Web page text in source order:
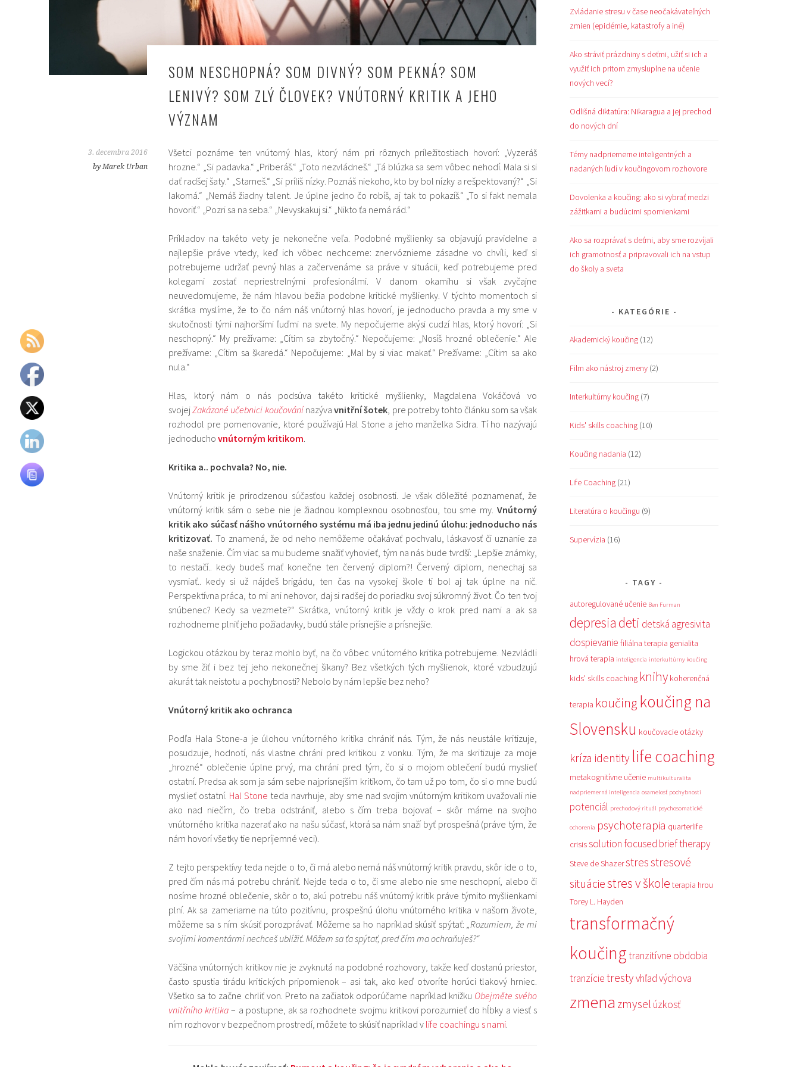
SOM NESCHOPNÁ? SOM DIVNÝ? SOM PEKNÁ? SOM
LENIVÝ? SOM ZLÝ ČLOVEK? VNÚTORNÝ KRITIK A JEHO
VÝZNAM
3. decembra 2016
by Marek Urban
Všetci poznáme ten vnútorný hlas, ktorý nám pri rôznych príležitostiach hovorí: „Vyzeráš
hrozne.“ „Si padavka.“ „Priberáš.“ „Toto nezvládneš.“ „Tá blúzka sa sem vôbec nehodí. Mala si si
dať radšej šaty.“ „Starneš.“ „Si príliš nízky. Poznáš niekoho, kto by bol nízky a rešpektovaný?“ „Si
lakomá.“ „Nemáš žiadny talent. Je úplne jedno čo robíš, aj tak to pokazíš.“ „To si fakt nemala
hovoriť.“ „Pozri sa na seba.“ „Nevyskakuj si.“ „Nikto ťa nemá rád.“
Príkladov na takéto vety je nekonečne veľa. Podobné myšlienky sa objavujú pravidelne a
najlepšie práve vtedy, keď ich vôbec nechceme: znervóznieme zásadne vo chvíli, keď si
potrebujeme udržať pevný hlas a začervenáme sa práve v situácii, keď potrebujeme pred
kolegami zostať nepriestrelnými profesionálmi. V danom okamihu si však zvyčajne
neuvedomujeme, že nám hlavou bežia podobne kritické myšlienky. V týchto momentoch si
skrátka myslíme, že to čo nám náš vnútorný hlas hovorí, je jednoducho pravda a my sme v
skutočnosti tými najhoršími ľuďmi na svete. My nepočujeme akýsi cudzí hlas, ktorý hovorí: „Si
neschopný.“ My prežívame: „Cítim sa zbytočný.“ Nepočujeme: „Nosíš hrozné oblečenie.“ Ale
prežívame: „Cítim sa škaredá.“ Nepočujeme: „Mal by si viac makať.“ Prežívame: „Cítim sa ako
nula.“
Hlas, ktorý nám o nás podsúva takéto kritické myšlienky, Magdalena Vokáčová vo
svojejZakázané učebnici koučovánínazývavnitřní šotek , pre potreby tohto článku som sa však
rozhodol pre pomenovanie, ktoré používajú Hal Stone a jeho manželka Sidra. Tí ho nazývajú
jednoducho vnútorným kritikom
Kritika a.. pochvala? No, nie.
Vnútorný kritik je prirodzenou súčasťou každej osobnosti. Je však dôležité poznamenať, že
vnútorný kritik sám o sebe nie je žiadnou komplexnou osobnosťou, tou sme my. Vnútorný
kritik ako súčasť nášho vnútorného systému má iba jednu jedinú úlohu: jednoducho nás
kritizovať. To znamená, že od neho nemôžeme očakávať pochvalu, láskavosť či uznanie za
naše snaženie. Čím viac sa mu budeme snažiť vyhovieť, tým na nás bude tvrdší: „Lepšie známky,
to nestačí.. kedy budeš mať konečne ten červený diplom?! Červený diplom, nenechaj sa
vysmiať.. kedy si už nájdeš brigádu, ten čas na vysokej škole ti bol aj tak úplne na nič.
Perspektívna práca, to mi ani nehovor, daj si radšej do poriadku svoj súkromný život. Čo ten tvoj
snúbenec? Kedy sa vezmete?“ Skrátka, vnútorný kritik je vždy o krok pred nami a ak sa
rozhodneme plniť jeho požiadavky, budú stále prísnejšie a prísnejšie.
Logickou otázkou by teraz mohlo byť, na čo vôbec vnútorného kritika potrebujeme. Nezvládli
by sme žiť i bez tej jeho nekonečnej šikany? Bez všetkých tých myšlienok, ktoré vzbudzujú
akurát tak neistotu a pochybnosti? Nebolo by nám lepšie bez neho?
Vnútorný kritik ako ochranca
Podľa Hala Stone-a je úlohou vnútorného kritika chrániť nás. Tým, že nás neustále kritizuje,
posudzuje, hodnotí, nás vlastne chráni pred kritikou z vonku. Tým, že ma skritizuje za moje
„hrozné“ oblečenie úplne prvý, ma chráni pred tým, čo si o mojom oblečení budú myslieť
ostatní. Predsa ak som ja sám sebe najprísnejším kritikom, čo tam už po tom, čo si o mne budú
myslieť ostatní. Hal Stone teda navrhuje, aby sme nad svojim vnútorným kritikom uvažovali nie
ako nad niečím, čo treba odstrániť, alebo s čím treba bojovať – skôr máme na svojho
vnútorného kritika nazerať ako na našu súčasť, ktorá sa nám snaží byť prospešná (práve tým, že
nám hovorí všetky tie nepríjemné veci).
Z tejto perspektívy teda nejde o to, či má alebo nemá náš vnútorný kritik pravdu, skôr ide o to,
pred čím nás má potrebu chrániť. Nejde teda o to, či sme alebo nie sme neschopní, alebo či
nosíme hrozné oblečenie, skôr o to, akú potrebu náš vnútorný kritik práve týmito myšlienkami
plní. Ak sa zameriame na túto pozitívnu, prospešnú úlohu vnútorného kritika v našom živote,
môžeme sa s ním skúsiť porozprávať. Môžeme sa ho napríklad skúsiť spýtať: „Rozumiem, že mi
svojimi komentármi nechceš ublížiť. Môžem sa ťa spýtať, pred čím ma ochraňuješ?“
Väčšina vnútorných kritikov nie je zvyknutá na podobné rozhovory, takže keď dostanú priestor,
často spustia tirádu kritických pripomienok – asi tak, ako keď otvoríte horúci tlakový hrniec.
Všetko sa to začne chrliť von. Preto na začiatok odporúčame napríklad knižku Obejměte svého
vnitřního kritika – a postupne, ak sa rozhodnete svojmu kritikovi porozumieť do hĺbky a viesť s
ním rozhovor v bezpečnom prostredí, môžete to skúsiť napríklad v life coachingu s nami
Zvládanie stresu v čase neočakávateľných
zmien (epidémie, katastrofy a iné)
Ako stráviť prázdniny s deťmi, užiť si ich a
využiť ich pritom zmysluplne na učenie
nových vecí?
Odlišná diktatúra: Nikaragua a jej prechod
do nových dní
Témy nadpriemerne inteligentných a
nadaných ľudí v koučingovom rozhovore
Dovolenka a koučing: ako si vybrať medzi
zážitkami a budúcimi spomienkami
Ako sa rozprávať s deťmi, aby sme rozvíjali
ich gramotnosť a pripravovali ich na vstup
do školy a sveta
KATEGÓRIE
Akademický koučing (12)
Film ako nástroj zmeny (2)
Interkultúrny koučing (7)
Kids' skills coaching (10)
Koučing nadania (12)
Life Coaching (21)
Literatúra o koučingu (9)
Supervízia (16)
TAGY
autoregulované učenie Ben Furman
depresiadeti detská agresivita
dospievanie filiálna terapia genialita
hrová terapia inteligencia interkultúrny koučing
kids' skills coaching knihy koherenčná
terapia koučing koučing na
Slovensku koučovacie otázky
kríza identity life coaching
metakognitívne učenie multikulturalita
nadpriemerná inteligencia osamelosť pochybnosti
potenciál prechodový rituál psychosomatické
ochorenia psychoterapia quarterlife
crisissolution focused brief therapy
Steve de Shazerstresstresové
situáciestres v škole terapia hrou
Torey L. Hayden
transformačný
koučingtranzitívne obdobia
tranzícietrestyvhľadvýchova
zmena zmysel úzkosť